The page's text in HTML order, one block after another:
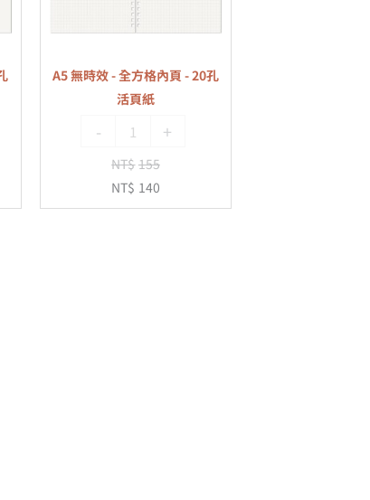
方
格
頁
-
20
活
頁
A5 無時效 - 全方格內頁 - 20孔
活頁紙
- +
NT$155
NT$ 140